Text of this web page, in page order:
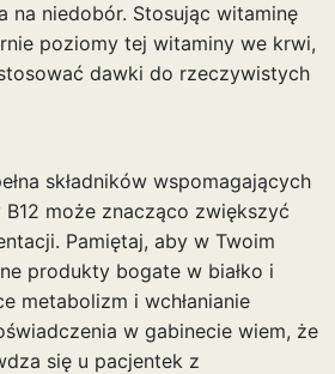
na niedobór. Stosując witaminę
poziomy tej witaminy we krwi,
dawki do rzeczywistych
składników wspomagających
B12 może znacząco zwiększyć
Pamiętaj, aby w Twoim
produkty bogate w białko i
metabolizm i wchłanianie
w gabinecie wiem, że
się u pacjentek z